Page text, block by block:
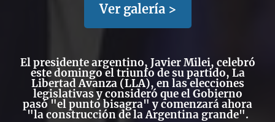
Ver galería >
El presidente argentino, Javier Milei, celebró
este domingo el triunfo de su partido, La
Libertad Avanza (LLA), en las elecciones
legislativas y consideró que el Gobierno
pasó "el punto bisagra" y comenzará ahora
"la construcción de la Argentina grande".